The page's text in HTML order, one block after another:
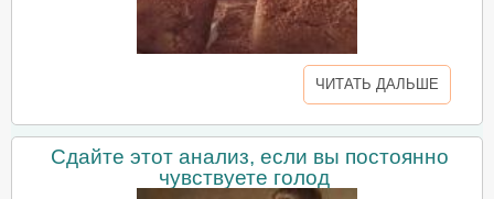
ЧИТАТЬ ДАЛЬШЕ
Сдайте этот анализ, если вы постоянно
чувствуете голод